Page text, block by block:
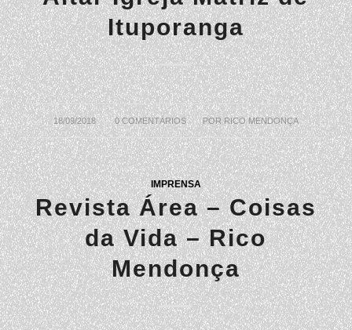
Ituporanga
18/09/2018
/ 0 COMENTÁRIOS
/ PORRICO MENDONÇA
IMPRENSA
Revista Área – Coisas
da Vida – Rico
Mendonça